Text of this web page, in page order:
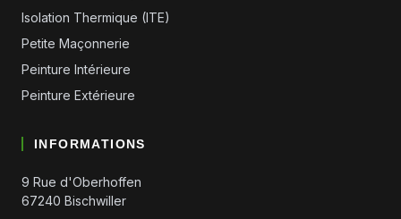
Isolation Thermique (ITE)
Petite Maçonnerie
Peinture Intérieure
Peinture Extérieure
INFORMATIONS
9 Rue d'Oberhoffen
67240 Bischwiller